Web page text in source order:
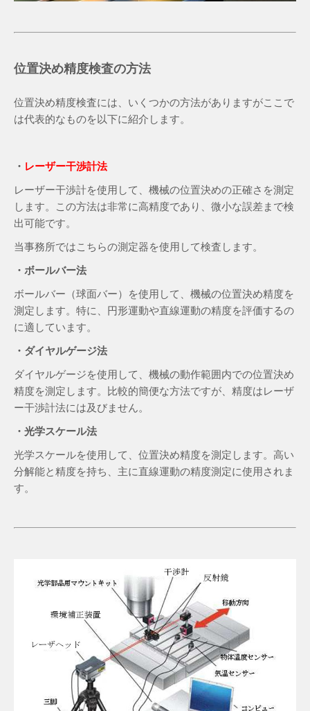
位置決め精度検査の方法
位置決め精度検査には、いくつかの方法がありますがここで
は代表的なものを以下に紹介します。
・ レーザー干渉計法
レーザー干渉計を使用して、機械の位置決めの正確さを測定
します。この方法は非常に高精度であり、微小な誤差まで検
出可能です。
当事務所ではこちらの測定器を使用して検査します。
・ボールバー法
ボールバー（球面バー）を使用して、機械の位置決め精度を
測定します。特に、円形運動や直線運動の精度を評価するの
に適しています。
・ダイヤルゲージ法
ダイヤルゲージを使用して、機械の動作範囲内での位置決め
精度を測定します。比較的簡便な方法ですが、精度はレーザ
ー干渉計法には及びません。
・光学スケール法
光学スケールを使用して、位置決め精度を測定します。高い
分解能と精度を持ち、主に直線運動の精度測定に使用されま
す。